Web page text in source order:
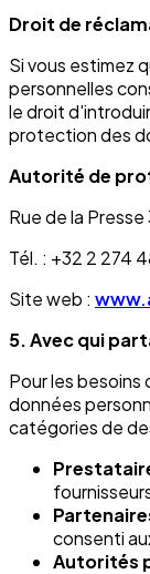
Droit de
Si vous estimez
personnelles
le droit
protection des
Autorité de
Rue de la
Tél. : +32 2 274
Site web :
5. Avec qui
Pour les
données
catégories de
consenti
Autorités